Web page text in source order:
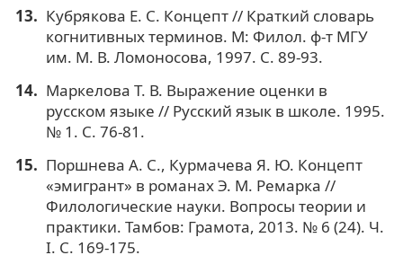
Кубрякова Е. С. Концепт // Краткий словарь
когнитивных терминов. М: Филол. ф-т МГУ
им. М. В. Ломоносова, 1997. С. 89-93.
Маркелова Т. В. Выражение оценки в
русском языке // Русский язык в школе. 1995.
№ 1. С. 76-81.
Поршнева А. С., Курмачева Я. Ю. Концепт
«эмигрант» в романах Э. М. Ремарка //
Филологические науки. Вопросы теории и
практики. Тамбов: Грамота, 2013. № 6 (24). Ч.
I. C. 169-175.